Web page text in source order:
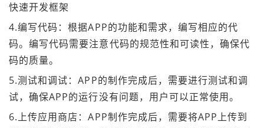
快速开发框架
4.编写代码：根据APP的功能和需求，编写相应的代
码。编写代码需要注意代码的规范性和可读性，确保代
码的质量。
5.测试和调试：APP的制作完成后，需要进行测试和调
试，确保APP的运行没有问题，用户可以正常使用。
6.上传应用商店：APP制作完成后，需要将APP上传到